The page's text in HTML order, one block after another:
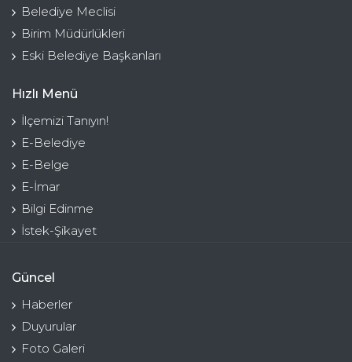
Belediye Meclisi
Birim Müdürlükleri
Eski Belediye Başkanları
Hızlı Menü
İlçemizi Tanıyın!
E-Belediye
E-Belge
E-İmar
Bilgi Edinme
İstek-Şikayet
Güncel
Haberler
Duyurular
Foto Galeri